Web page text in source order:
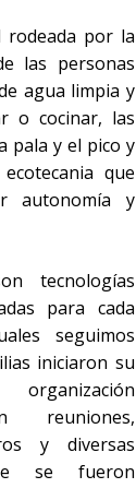
rodeada por la
las personas
agua limpia y
o cocinar, las
pala y el pico y
que
autonomía y
tecnologías
para cada
seguimos
iniciaron su
reuniones,
y diversas
se fueron